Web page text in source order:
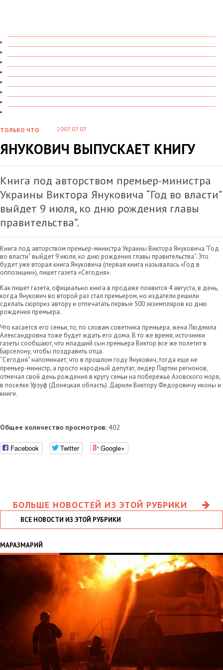
ТОЛЬКО ЧТО 2007.07.07
ЯНУКОВИЧ ВЫПУСКАЕТ КНИГУ
Книга под авторством премьер-министра
Украины Виктора Януковича “Год во власти”
выйдет 9 июля, ко дню рождения главы
правительства”.
Книга под авторством премьер-министра Украины Виктора Януковича “Год
во власти” выйдет 9 июля, ко дню рождения главы правительства”. Это
будет уже вторая книга Януковича (первая книга называлась «Год в
оппозиции»), пишет газета «Сегодня».
Как пишет газета, официально книга в продаже появится 4 августа, в день,
когда Янукович во второй раз стал премьером, но издатели решили
сделать сюрприз автору и отпечатать первые 500 экземпляров ко дню
рождения премьера.
Что касается его семьи, то, по словам советника премьера, жена Людмила
Александровна тоже будет ждать его дома. В то же время, источники
газеты сообщают, что младший сын премьера Виктор все же полетит в
Барселону, чтобы поздравить отца.
“Сегодня” напоминает, что в прошлом году Янукович, тогда еще не
премьер-министр, а просто народный депутат, лидер Партии регионов,
отмечал свой день рождения в кругу семьи на побережье Азовского моря,
в поселке Урзуф (Донецкая область). Дарили Виктору Федоровичу иконы и
книги.
Общее количество просмотров: 402
Facebook Twitter Google+
БОЛЬШЕ НОВОСТЕЙ ИЗ ЭТОЙ РУБРИКИ
ВСЕ НОВОСТИ ИЗ ЭТОЙ РУБРИКИ
МАРАЗМАРИЙ